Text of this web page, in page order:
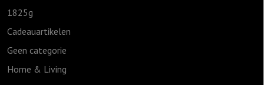
1825g
Cadeauartikelen
Geen categorie
Home & Living